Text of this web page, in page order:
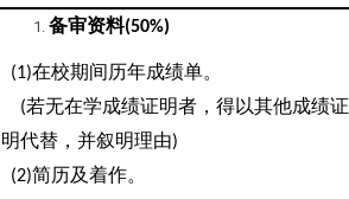
备审资料(50%)
(1)在校期间历年成绩单。
(若无在学成绩证明者，得以其他成绩证
明代替，并叙明理由)
(2)简历及着作。